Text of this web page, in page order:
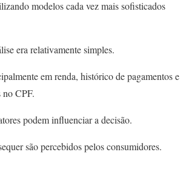
modelos cada vez mais sofisticados
era relativamente simples.
em renda, histórico de pagamentos e
no CPF.
podem influenciar a decisão.
são percebidos pelos consumidores.